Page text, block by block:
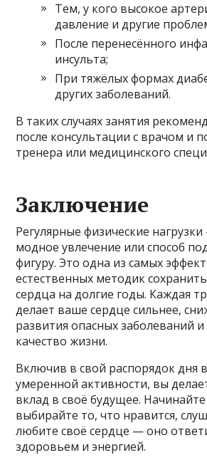
Тем, у кого высокое
давление и другие
После перенесённого
инсульта;
При тяжёлых формах
других заболеваний.
В таких случаях занятия
после консультации с врачом и
тренера или медицинского
Заключение
Регулярные физические
модное увлечение или способ
фигуру. Это одна из самых
естественных методик
сердца на долгие годы. Каждая
делает ваше сердце сильнее,
развития опасных заболеваний
качество жизни.
Включив в свой распорядок дня
умеренной активности, вы
вклад в своё будущее.
выбирайте то, что нравится,
любите своё сердце — оно
здоровьем и энергией.